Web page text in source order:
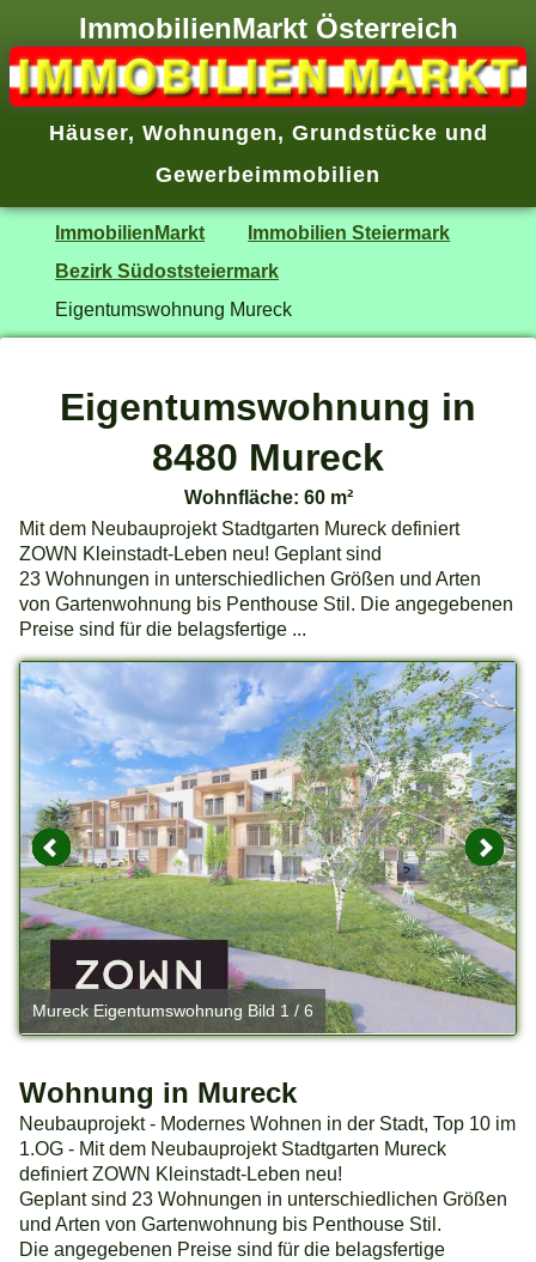
ImmobilienMarkt Österreich
Häuser, Wohnungen, Grundstücke und
Gewerbeimmobilien
ImmobilienMarkt
Immobilien Steiermark
Bezirk Südoststeiermark
Eigentumswohnung Mureck
Eigentumswohnung in
8480 Mureck
Wohnfläche: 60 m²
Mit dem Neubauprojekt Stadtgarten Mureck definiert
ZOWN Kleinstadt-Leben neu! Geplant sind
23 Wohnungen in unterschiedlichen Größen und Arten
von Gartenwohnung bis Penthouse Stil. Die angegebenen
Preise sind für die belagsfertige ...
Mureck Eigentumswohnung Bild 1 / 6
Wohnung in Mureck
Neubauprojekt - Modernes Wohnen in der Stadt, Top 10 im
1.OG - Mit dem Neubauprojekt Stadtgarten Mureck
definiert ZOWN Kleinstadt-Leben neu!
Geplant sind 23 Wohnungen in unterschiedlichen Größen
und Arten von Gartenwohnung bis Penthouse Stil.
Die angegebenen Preise sind für die belagsfertige